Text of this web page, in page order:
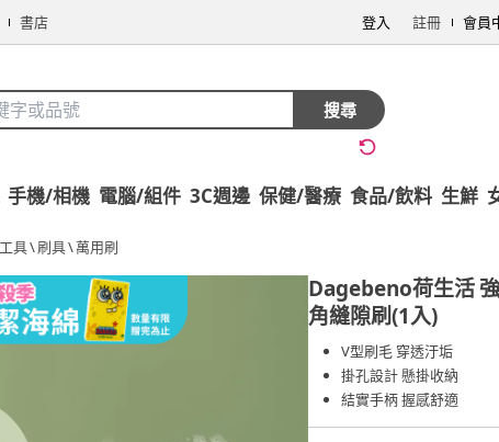
書店 登入 註冊 會員
搜尋
手機/相機 電腦/組件 3C週邊 保健/醫療 食品/飲料 生鮮
具\刷具\萬用刷
Dagebeno荷生活
角縫隙刷(1入)
V型刷毛 穿透汙垢
掛孔設計 懸掛收納
結實手柄 握感舒適